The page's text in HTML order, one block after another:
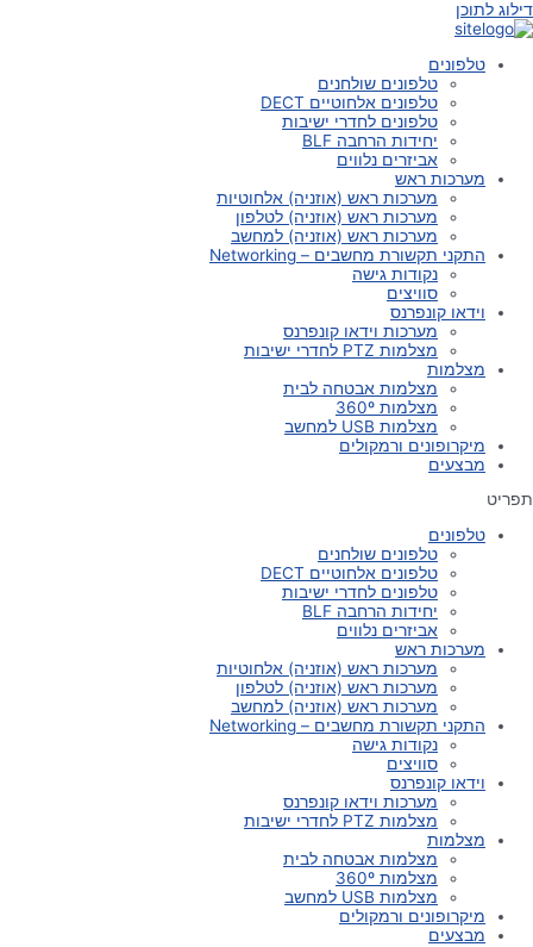
דילוג לתוכן
טלפונים
טלפונים שולחנים
טלפונים אלחוטיים DECT
טלפונים לחדרי ישיבות
יחידות הרחבה BLF
אביזרים נלווים
מערכות ראש
מערכות ראש (אוזניה) אלחוטיות
מערכות ראש (אוזניה) לטלפון
מערכות ראש (אוזניה) למחשב
התקני תקשורת מחשבים – Networking
נקודות גישה
סוויצים
וידאו קונפרנס
מערכות וידאו קונפרנס
מצלמות PTZ לחדרי ישיבות
מצלמות
מצלמות אבטחה לבית
מצלמות 360º
מצלמות USB למחשב
מיקרופונים ורמקולים
מבצעים
תפריט
טלפונים
טלפונים שולחנים
טלפונים אלחוטיים DECT
טלפונים לחדרי ישיבות
יחידות הרחבה BLF
אביזרים נלווים
מערכות ראש
מערכות ראש (אוזניה) אלחוטיות
מערכות ראש (אוזניה) לטלפון
מערכות ראש (אוזניה) למחשב
התקני תקשורת מחשבים – Networking
נקודות גישה
סוויצים
וידאו קונפרנס
מערכות וידאו קונפרנס
מצלמות PTZ לחדרי ישיבות
מצלמות
מצלמות אבטחה לבית
מצלמות 360º
מצלמות USB למחשב
מיקרופונים ורמקולים
מבצעים